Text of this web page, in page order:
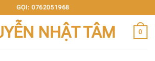
GỌI: 0762051968
NHẬT TÂM 0